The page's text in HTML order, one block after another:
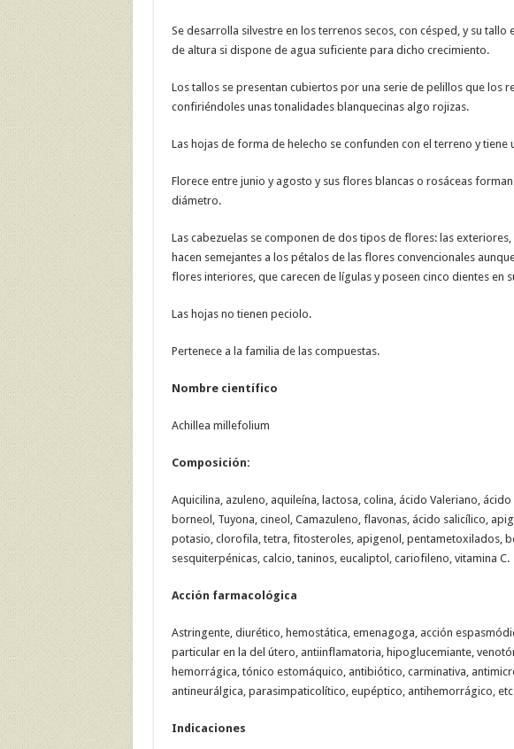
Se desarrolla silvestre en los terrenos secos, con césped, y su tallo
de altura si dispone de agua suficiente para dicho crecimiento.
Los tallos se presentan cubiertos por una serie de pelillos que los
confiriéndoles unas tonalidades blanquecinas algo rojizas.
Las hojas de forma de helecho se confunden con el terreno y tiene
Florece entre junio y agosto y sus flores blancas o rosáceas
diámetro.
Las cabezuelas se componen de dos tipos de flores: las
hacen semejantes a los pétalos de las flores convencionales
flores interiores, que carecen de lígulas y poseen cinco dientes en
Las hojas no tienen peciolo.
Pertenece a la familia de las compuestas.
Nombre científico
Achillea millefolium
Composición:
Aquicilina, azuleno, aquileína, lactosa, colina, ácido Valeriano,
borneol, Tuyona, cineol, Camazuleno, flavonas, ácido salicílico,
potasio, clorofila, tetra, fitosteroles, apigenol, pentametoxilados,
sesquiterpénicas, calcio, taninos, eucaliptol, cariofileno, vitamina C.
Acción farmacológica
Astringente, diurético, hemostática, emenagoga, acción
particular en la del útero, antiinflamatoria, hipoglucemiante,
hemorrágica, tónico estomáquico, antibiótico, carminativa,
antineurálgica, parasimpaticolítico, eupéptico, antihemorrágico,
Indicaciones